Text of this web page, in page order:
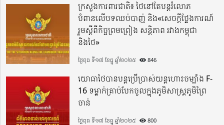
ក្រសួងការពារជាតិ៖ ថៃនៅតែបន្តរំលោភ
បំពានលើបទឈប់បាញ់ និង«សេចក្តីថ្លែងការណ៍
រួមស្តីពីកិច្ចព្រមព្រៀង សន្តិភាព រវាងកម្ពុជា
និងថៃ»
ថ្ងៃពុធ ទី១៧ ខែធ្នូ ឆ្នាំ២០២៥ 846
យោធាថៃបានបន្តប្រើប្រាស់យន្តហោះចម្បាំង F-
16 ទម្លាក់គ្រាប់បែកចូលក្នុងភូមិសាស្ត្រភូមិព្រៃ
ចាន់
ថ្ងៃពុធ ទី១៧ ខែធ្នូ ឆ្នាំ២០២៥ 800